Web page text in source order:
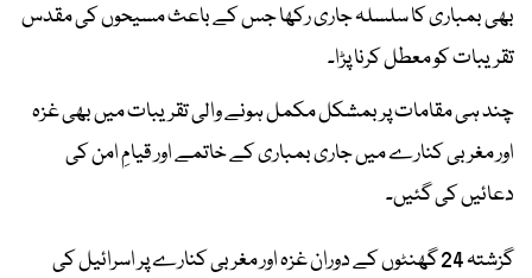
بھی بمباری کا سلسلہ جاری رکھا جس کے باعث مسیحوں کی مقدس
تقریبات کو معطل کرنا پڑا۔
چند ہی مقامات پر بمشکل مکمل ہونے والی تقریبات میں بھی غزہ
اور مغربی کنارے میں جاری بمباری کے خاتمے اور قیامِ امن کی
دعائیں کی گئیں۔
گزشتہ 24 گھنٹوں کے دوران غزہ اور مغربی کنارے پر اسرائیل کی